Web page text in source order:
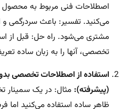
اصطلاحات فنی مربوط به محصول
می‌کنید. تفسیر: باعث سردرگمی و
مشتری می‌شود. راه حل: قبل از
تخصصی، آنها را به زبان ساده
استفاده از اصطلاحات تخصصی
(پیشرفته): مثال: در یک سمینار
ظاهر ساده استفاده می‌کنید